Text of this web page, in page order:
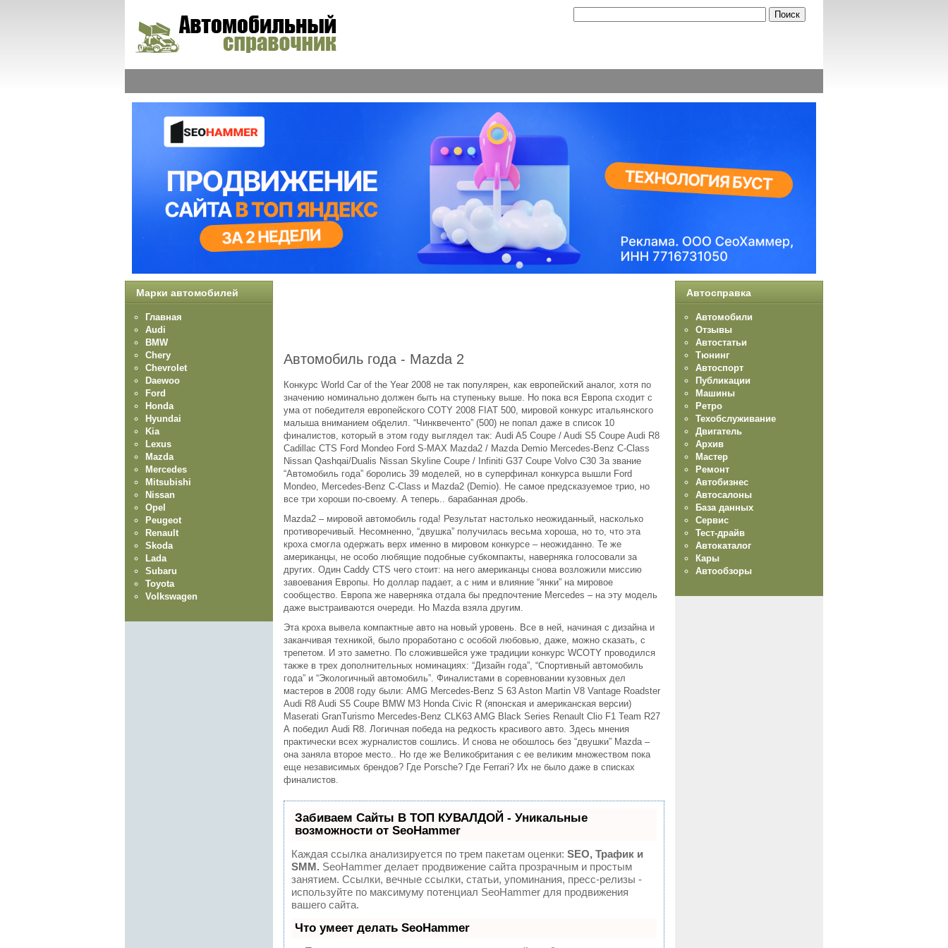
Автомобиль года - Mazda 2
Конкурс World Car of the Year 2008 не так популярен, как европейский аналог, хотя по
значению номинально должен быть на ступеньку выше. Но пока вся Европа сходит с
ума от победителя европейского COTY 2008 FIAT 500, мировой конкурс итальянского
малыша вниманием обделил. “Чинквеченто” (500) не попал даже в список 10
финалистов, который в этом году выглядел так: Audi A5 Coupe / Audi S5 Coupe Audi R8
Cadillac CTS Ford Mondeo Ford S-MAX Mazda2 / Mazda Demio Mercedes-Benz C-Class
Nissan Qashqai/Dualis Nissan Skyline Coupe / Infiniti G37 Coupe Volvo C30 За звание
“Автомобиль года” боролись 39 моделей, но в суперфинал конкурса вышли Ford
Mondeo, Mercedes-Benz C-Class и Mazda2 (Demio). Не самое предсказуемое трио, но
все три хороши по-своему. А теперь.. барабанная дробь.
Mazda2 – мировой автомобиль года! Результат настолько неожиданный, насколько
противоречивый. Несомненно, “двушка” получилась весьма хороша, но то, что эта
кроха смогла одержать верх именно в мировом конкурсе – неожиданно. Те же
американцы, не особо любящие подобные субкомпакты, наверняка голосовали за
других. Один Caddy CTS чего стоит: на него американцы снова возложили миссию
завоевания Европы. Но доллар падает, а с ним и влияние “янки” на мировое
сообщество. Европа же наверняка отдала бы предпочтение Mercedes – на эту модель
даже выстраиваются очереди. Но Mazda взяла другим.
Эта кроха вывела компактные авто на новый уровень. Все в ней, начиная с дизайна и
заканчивая техникой, было проработано с особой любовью, даже, можно сказать, с
трепетом. И это заметно. По сложившейся уже традиции конкурс WCOTY проводился
также в трех дополнительных номинациях: “Дизайн года”, “Спортивный автомобиль
года” и “Экологичный автомобиль”. Финалистами в соревновании кузовных дел
мастеров в 2008 году были: AMG Mercedes-Benz S 63 Aston Martin V8 Vantage Roadster
Audi R8 Audi S5 Coupe BMW M3 Honda Civic R (японская и американская версии)
Maserati GranTurismo Mercedes-Benz CLK63 AMG Black Series Renault Clio F1 Team R27
А победил Audi R8. Логичная победа на редкость красивого авто. Здесь мнения
практически всех журналистов сошлись. И снова не обошлось без “двушки” Mazda –
она заняла второе место.. Но где же Великобритания с ее великим множеством пока
еще независимых брендов? Где Porsche? Где Ferrari? Их не было даже в списках
финалистов.
Забиваем Сайты В ТОП КУВАЛДОЙ - Уникальные
возможности от SeoHammer
Каждая ссылка анализируется по трем пакетам оценки: SEO, Трафик и
SMM. SeoHammer делает продвижение сайта прозрачным и простым
занятием. Ссылки, вечные ссылки, статьи, упоминания, пресс-релизы -
используйте по максимуму потенциал SeoHammer для продвижения
вашего сайта.
Что умеет делать SeoHammer
Марки автомобилей
Главная
Audi
BMW
Chery
Chevrolet
Daewoo
Ford
Honda
Hyundai
Kia
Lexus
Mazda
Mercedes
Mitsubishi
Nissan
Opel
Peugeot
Renault
Skoda
Lada
Subaru
Toyota
Volkswagen
Автосправка
Автомобили
Отзывы
Автостатьи
Тюнинг
Автоспорт
Публикации
Машины
Ретро
Техобслуживание
Двигатель
Архив
Мастер
Ремонт
Автобизнес
Автосалоны
База данных
Сервис
Тест-драйв
Автокаталог
Кары
Автообзоры